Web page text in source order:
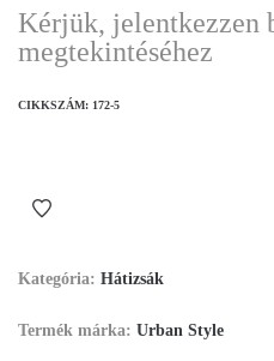
Kérjük, jelentkezzen
megtekintéséhez
CIKKSZÁM: 172-5
Kategória: Hátizsák
Termék márka: Urban Style